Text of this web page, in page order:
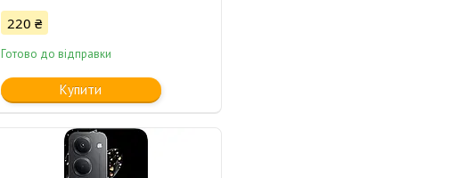
220 ₴
Готово до відправки
Купити